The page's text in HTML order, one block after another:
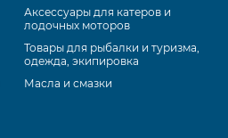
Аксессуары для катеров и
лодочных моторов
Товары для рыбалки и туризма,
одежда, экипировка
Масла и смазки